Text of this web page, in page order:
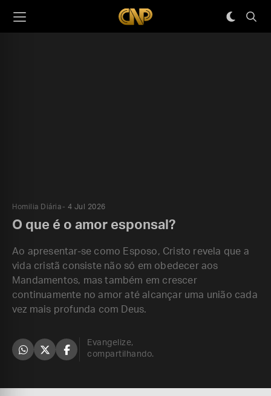
Homilia Diária 4 Jul 2026
O que é o amor esponsal?
Ao apresentar-se como Esposo, Cristo revela que a
vida cristã consiste não só em obedecer aos
Mandamentos, mas também em crescer
continuamente no amor até alcançar uma união cada
vez mais profunda com Deus.
Evangelize,
compartilhando.